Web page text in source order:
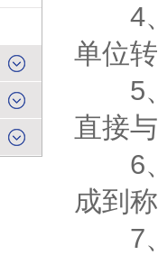
4、
单位
5、
直接
6、
成到
7、